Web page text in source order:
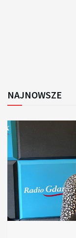
NAJNOWSZE